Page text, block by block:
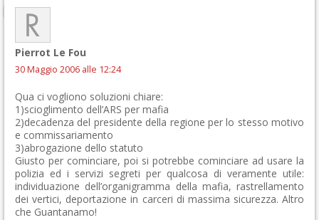
Pierrot Le Fou
30 Maggio 2006 alle 12:24
Qua ci vogliono soluzioni chiare:
1)scioglimento dell’ARS per mafia
2)decadenza del presidente della regione per lo stesso motivo
e commissariamento
3)abrogazione dello statuto
Giusto per cominciare, poi si potrebbe cominciare ad usare la
polizia ed i servizi segreti per qualcosa di veramente utile:
individuazione dell’organigramma della mafia, rastrellamento
dei vertici, deportazione in carceri di massima sicurezza. Altro
che Guantanamo!